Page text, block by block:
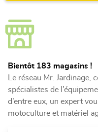
Bientôt 183 magasins !
Le réseau Mr. Jardinage,
spécialistes de
d’entre eux, un expert
motoculture et matériel